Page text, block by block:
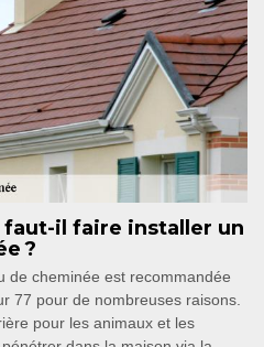
faut-il faire installer un
?
de cheminée est recommandée
77 pour de nombreuses raisons.
pour les animaux et les